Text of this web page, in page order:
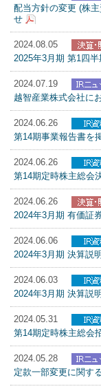
配当方針の変更 (株
せ
2024.08.05
2025年3月期 第1四
2024.07.19
越智産業株式会社に
2024.06.26
第14期事業報告書を
2024.06.26
第14期定時株主総会
2024.06.26
2024年3月期 有価証
2024.06.06
2024年3月期 決算説
2024.06.03
2024年3月期 決算説
2024.05.31
第14期定時株主総会
2024.05.28
定款一部変更に関す